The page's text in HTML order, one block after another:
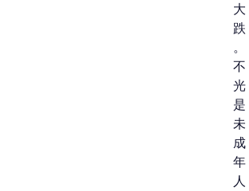
大
跌
。
不
光
是
未
成
年
人